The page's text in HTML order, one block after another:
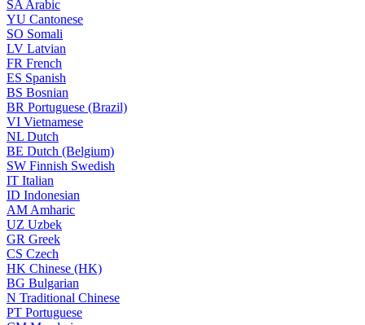
SA Arabic
YU Cantonese
SO Somali
LV Latvian
FR French
ES Spanish
BS Bosnian
BR Portuguese (Brazil)
VI Vietnamese
NL Dutch
BE Dutch (Belgium)
SW Finnish Swedish
IT Italian
ID Indonesian
AM Amharic
UZ Uzbek
GR Greek
CS Czech
HK Chinese (HK)
BG Bulgarian
N Traditional Chinese
PT Portuguese